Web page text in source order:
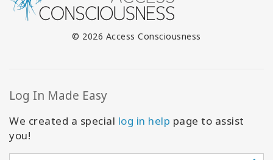
© 2026 Access Consciousness
Log In Made Easy
We created a special log in help page to assist
you!